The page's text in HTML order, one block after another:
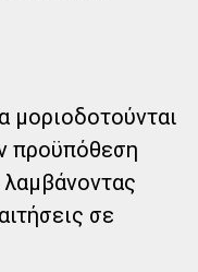
μοριοδοτούνται
προϋπόθεση
σε